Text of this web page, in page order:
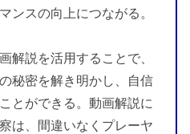
ンスの向上につながる。
解説を活用することで、
秘密を解き明かし、自信
とができる。動画解説に
は、間違いなくプレーヤ